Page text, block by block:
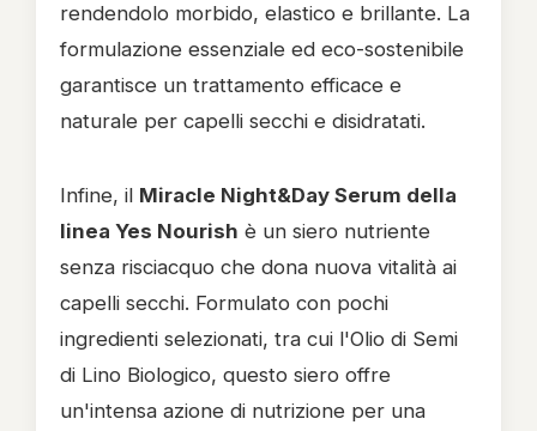
rendendolo morbido, elastico e brillante. La
formulazione essenziale ed eco-sostenibile
garantisce un trattamento efficace e
naturale per capelli secchi e disidratati.
Infine, il Miracle Night&Day Serum della
linea Yes Nourish è un siero nutriente
senza risciacquo che dona nuova vitalità ai
capelli secchi. Formulato con pochi
ingredienti selezionati, tra cui l'Olio di Semi
di Lino Biologico, questo siero offre
un'intensa azione di nutrizione per una